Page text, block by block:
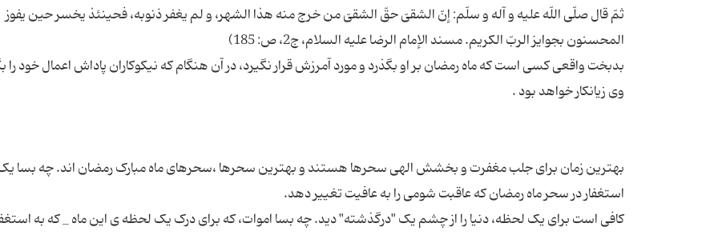
ثمّ قال صلّى اللّه علیه و آله و سلّم: إنّ الشقیّ حقّ الشقیّ من خرج منه هذا الشهر، و لم یغفر ذنوبه، فحینئذ یخسر حین یفوز
بدبخت واقعی كسى است كه ماه رمضان‏ بر او بگذرد و مورد آمرزش قرار نگیرد، در آن هنگام كه نیكوكاران پاداش اعمال خود را
بهترین زمان برای جلب مغفرت و بخشش الهی سحرها هستند و بهترین سحرها ،سحرهای ماه مبارک رمضان اند. چه بسا
کافی است برای یک لحظه، دنیا را از چشم یک "درگذشته" دید. چه بسا اموات، که برای درک یک لحظه ی این ماه _ که به